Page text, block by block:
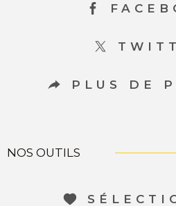
PLUS DE
NOS OUTILS